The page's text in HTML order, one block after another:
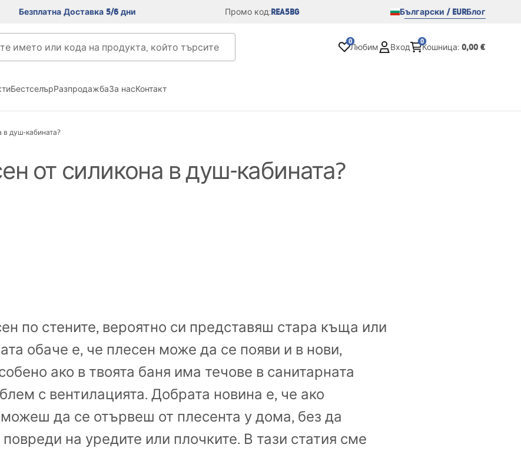
Безплатна Доставка 5/6 дни Промо код:REA5BG Български / EURБлог
0
Любим Вход
0
Кошница: 0,00 €
БестселърРазпродажбаЗа насКонтакт
в душ-кабината?
от силикона в душ-кабината?
по стените, вероятно си представяш стара къща или
обаче е, че плесен може да се появи и в нови,
ако в твоята баня има течове в санитарната
с вентилацията. Добрата новина е, че ако
да се отървеш от плесента у дома, без да
на уредите или плочките. В тази статия сме